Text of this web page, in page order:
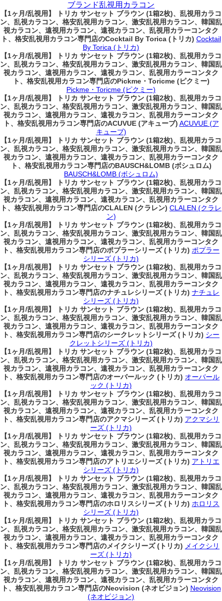
ブランド乱視用カラコン
【1ヶ月/乱視用】 トリカ サンセット ブラウン (1箱2枚)、乱視用カラコ
ン、乱視カラコン、格安乱視用カラコン、激安乱視用カラコン、韓国乱
視カラコン、遠視用カラコン、遠視カラコン、乱視用カラーコンタク
ト、格安乱視用カラコン専門店のCocktail By Torica (トリカ) Cocktail
By Torica (トリカ)
【1ヶ月/乱視用】 トリカ サンセット ブラウン (1箱2枚)、乱視用カラコ
ン、乱視カラコン、格安乱視用カラコン、激安乱視用カラコン、韓国乱
視カラコン、遠視用カラコン、遠視カラコン、乱視用カラーコンタク
ト、格安乱視用カラコン専門店のPickme・Toricme (ピクミー)
Pickme・Toricme (ピクミー)
【1ヶ月/乱視用】 トリカ サンセット ブラウン (1箱2枚)、乱視用カラコ
ン、乱視カラコン、格安乱視用カラコン、激安乱視用カラコン、韓国乱
視カラコン、遠視用カラコン、遠視カラコン、乱視用カラーコンタク
ト、格安乱視用カラコン専門店のACUVUE (アキューブ) ACUVUE (ア
キューブ)
【1ヶ月/乱視用】 トリカ サンセット ブラウン (1箱2枚)、乱視用カラコ
ン、乱視カラコン、格安乱視用カラコン、激安乱視用カラコン、韓国乱
視カラコン、遠視用カラコン、遠視カラコン、乱視用カラーコンタク
ト、格安乱視用カラコン専門店のBAUSCH&LOMB (ボシュロム)
BAUSCH&LOMB (ボシュロム)
【1ヶ月/乱視用】 トリカ サンセット ブラウン (1箱2枚)、乱視用カラコ
ン、乱視カラコン、格安乱視用カラコン、激安乱視用カラコン、韓国乱
視カラコン、遠視用カラコン、遠視カラコン、乱視用カラーコンタク
ト、格安乱視用カラコン専門店のCLALEN (クラレン) CLALEN (クラレ
ン)
【1ヶ月/乱視用】 トリカ サンセット ブラウン (1箱2枚)、乱視用カラコ
ン、乱視カラコン、格安乱視用カラコン、激安乱視用カラコン、韓国乱
視カラコン、遠視用カラコン、遠視カラコン、乱視用カラーコンタク
ト、格安乱視用カラコン専門店のポプラーシリーズ (トリカ) ポプラー
シリーズ (トリカ)
【1ヶ月/乱視用】 トリカ サンセット ブラウン (1箱2枚)、乱視用カラコ
ン、乱視カラコン、格安乱視用カラコン、激安乱視用カラコン、韓国乱
視カラコン、遠視用カラコン、遠視カラコン、乱視用カラーコンタク
ト、格安乱視用カラコン専門店のナチュレシリーズ (トリカ) ナチュレ
シリーズ (トリカ)
【1ヶ月/乱視用】 トリカ サンセット ブラウン (1箱2枚)、乱視用カラコ
ン、乱視カラコン、格安乱視用カラコン、激安乱視用カラコン、韓国乱
視カラコン、遠視用カラコン、遠視カラコン、乱視用カラーコンタク
ト、格安乱視用カラコン専門店のシークレットシリーズ (トリカ) シー
クレットシリーズ (トリカ)
【1ヶ月/乱視用】 トリカ サンセット ブラウン (1箱2枚)、乱視用カラコ
ン、乱視カラコン、格安乱視用カラコン、激安乱視用カラコン、韓国乱
視カラコン、遠視用カラコン、遠視カラコン、乱視用カラーコンタク
ト、格安乱視用カラコン専門店のオーバールック (トリカ) オーバール
ック (トリカ)
【1ヶ月/乱視用】 トリカ サンセット ブラウン (1箱2枚)、乱視用カラコ
ン、乱視カラコン、格安乱視用カラコン、激安乱視用カラコン、韓国乱
視カラコン、遠視用カラコン、遠視カラコン、乱視用カラーコンタク
ト、格安乱視用カラコン専門店のアクマシリーズ (トリカ) アクマシリ
ーズ (トリカ)
【1ヶ月/乱視用】 トリカ サンセット ブラウン (1箱2枚)、乱視用カラコ
ン、乱視カラコン、格安乱視用カラコン、激安乱視用カラコン、韓国乱
視カラコン、遠視用カラコン、遠視カラコン、乱視用カラーコンタク
ト、格安乱視用カラコン専門店のアトリエシリーズ (トリカ) アトリエ
シリーズ (トリカ)
【1ヶ月/乱視用】 トリカ サンセット ブラウン (1箱2枚)、乱視用カラコ
ン、乱視カラコン、格安乱視用カラコン、激安乱視用カラコン、韓国乱
視カラコン、遠視用カラコン、遠視カラコン、乱視用カラーコンタク
ト、格安乱視用カラコン専門店のホロリスシリーズ (トリカ) ホロリス
シリーズ (トリカ)
【1ヶ月/乱視用】 トリカ サンセット ブラウン (1箱2枚)、乱視用カラコ
ン、乱視カラコン、格安乱視用カラコン、激安乱視用カラコン、韓国乱
視カラコン、遠視用カラコン、遠視カラコン、乱視用カラーコンタク
ト、格安乱視用カラコン専門店のメイクシリーズ (トリカ) メイクシリ
ーズ (トリカ)
【1ヶ月/乱視用】 トリカ サンセット ブラウン (1箱2枚)、乱視用カラコ
ン、乱視カラコン、格安乱視用カラコン、激安乱視用カラコン、韓国乱
視カラコン、遠視用カラコン、遠視カラコン、乱視用カラーコンタク
ト、格安乱視用カラコン専門店のNeovision (ネオビジョン) Neovision
(ネオビジョン)